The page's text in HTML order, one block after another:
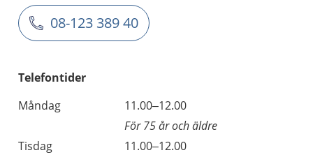
08-123 389 40
Telefontider
Måndag
11.00–12.00
För 75 år och äldre
Tisdag
11.00–12.00